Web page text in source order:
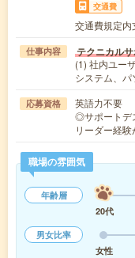
交通費
交通費規定
仕事内容 テクニカル
(1) 社内ユー
システム、
応募資格
英語力不要
◎サポートデ
リーダー経
職場の雰囲気
年齢層
20代
男女比率
女性